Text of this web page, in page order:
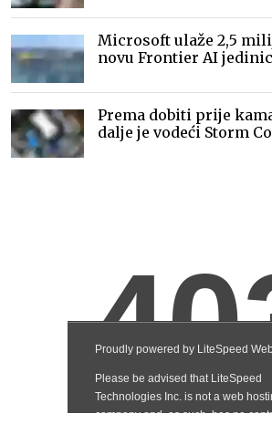
Microsoft ulaže 2,5
novu Frontier AI
Prema dobiti prije
dalje je vodeći Storm